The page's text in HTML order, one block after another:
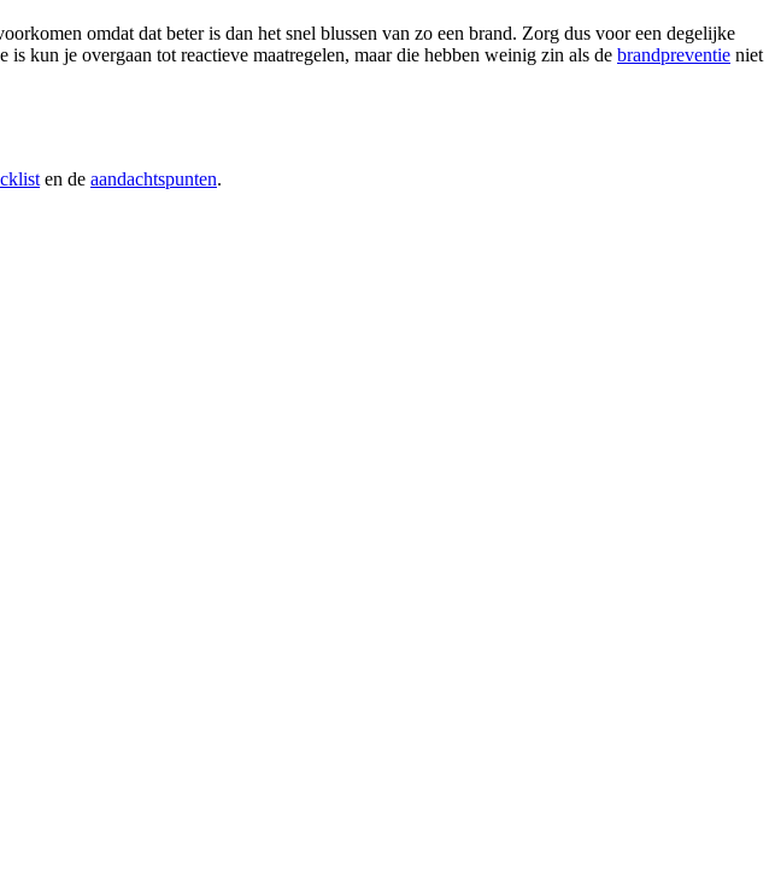
omdat dat beter is dan het snel blussen van zo een brand. Zorg dus voor een degelijke
kun je overgaan tot reactieve maatregelen, maar die hebben weinig zin als de brandpreventie niet
en de aandachtspunten.